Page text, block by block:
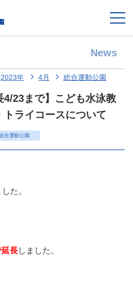
News
2023年 4月 総合運動公園
4/23まで】こども水泳教
ライコースについて
合運動公園
た。
長しました。